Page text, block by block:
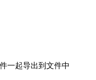
一起导出到文件中